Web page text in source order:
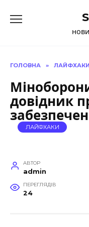
до
ГОЛОВНА » ЛАЙФХАКИ
довідник
ЛАЙФХАКИ
АВТОР
admin
ПЕРЕГЛЯДІВ
24